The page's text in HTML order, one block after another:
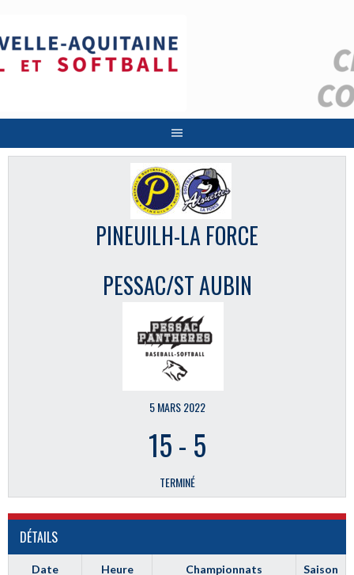
contenu
PINEUILH-LA FORCE
PESSAC/ST AUBIN
5 MARS 2022
15- 5
TERMINÉ
DÉTAILS
Date Heure Championnats Saison